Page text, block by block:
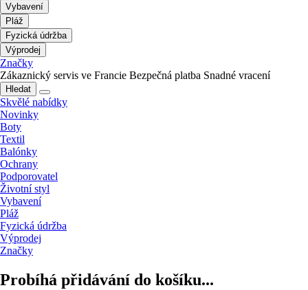
Vybavení
Pláž
Fyzická údržba
Výprodej
Značky
Zákaznický servis ve Francie Bezpečná platba Snadné vracení
Hledat
Skvělé nabídky
Novinky
Boty
Textil
Balónky
Ochrany
Podporovatel
Životní styl
Vybavení
Pláž
Fyzická údržba
Výprodej
Značky
Probíhá přidávání do košíku...